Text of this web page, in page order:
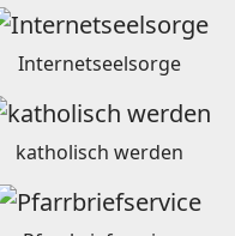
Internetseelsorge
katholisch werden